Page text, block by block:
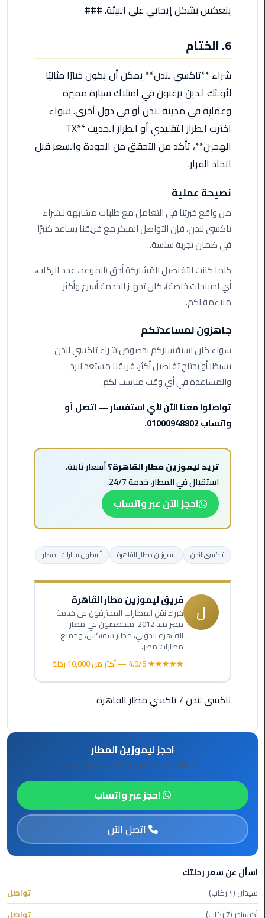
مطار
ليموزين
مطار
القاهرة
أسعار
ليموزين
الشيخ
ليموزين
مطار
القاهرة
الساخن
ليموزين
مطار
الادارية
ليموزين
مطار
القاهرة
اسكندرية
العاصمة
العرب
تاكسي
مرسي
اسكندريه
برج
العرب
والإسكندرية
ليموزين
دمياط
ليموزين
من
ينعكس بشكل إيجابي على البيئة. ###
6. الختام
شراء **تاكسي لندن** يمكن أن يكون خيارًا مثاليًا
لأولئك الذين يرغبون في امتلاك سيارة مميزة
وعملية في مدينة لندن أو في دول أخرى. سواء
اخترت الطراز التقليدي أو الطراز الحديث **TX
الهجين**، تأكد من التحقق من الجودة والسعر قبل
اتخاذ القرار.
نصيحة عملية
من واقع خبرتنا في التعامل مع طلبات مشابهة لـشراء
تاكسي لندن، فإن التواصل المبكر مع فريقنا يساعد كثيرًا
في ضمان تجربة سلسة.
كلما كانت التفاصيل المُشاركة أدق (الموعد، عدد الركاب،
أي احتياجات خاصة)، كان تجهيز الخدمة أسرع وأكثر
ملاءمة لكم.
جاهزون لمساعدتكم
سواء كان استفساركم بخصوص شراء تاكسي لندن
بسيطًا أو يحتاج تفاصيل أكثر، فريقنا مستعد للرد
والمساعدة في أي وقت مناسب لكم.
تواصلوا معنا الآن لأي استفسار — اتصل أو
واتساب 01000948802.
تريد ليموزين مطار القاهرة؟أسعار ثابتة،
استقبال في المطار، خدمة 24/7.
احجز الآن عبر واتساب
تاكسي لندن ليموزين مطار القاهرة أسطول سيارات المطار
ل فريق ليموزين مطار القاهرة
خبراء نقل المطارات المحترفون في خدمة
مصر منذ 2012. متخصصون في مطار
القاهرة الدولي، مطار سفنكس، وجميع
مطارات مصر.
★★★★★ 4.9/5 — أكثر من 10,000 رحلة
تاكسي لندن/تاكسي مطار القاهرة
احجز ليموزين المطار
أسعار ثابتة، سائقون محترفون، خدمة 24/7
احجز عبر واتساب
اتصل الآن
اسأل عن سعر رحلتك
سيدان (4 ركاب)
تواصل
أكسبندر (7 ركاب)
تواصل